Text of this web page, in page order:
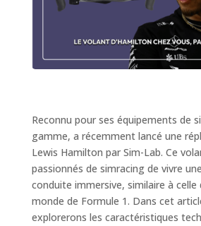
Reconnu pour ses équipements de
gamme, a récemment lancé une
Lewis Hamilton par Sim-Lab. Ce
passionnés de simracing de vivre
conduite immersive, similaire à celle
monde de Formule 1. Dans cet
explorerons les caractéristiques